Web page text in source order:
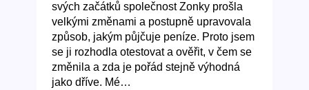
svých začátků společnost Zonky prošla
velkými změnami a postupně upravovala
způsob, jakým půjčuje peníze. Proto jsem
se ji rozhodla otestovat a ověřit, v čem se
změnila a zda je pořád stejně výhodná
jako dříve. Mé…